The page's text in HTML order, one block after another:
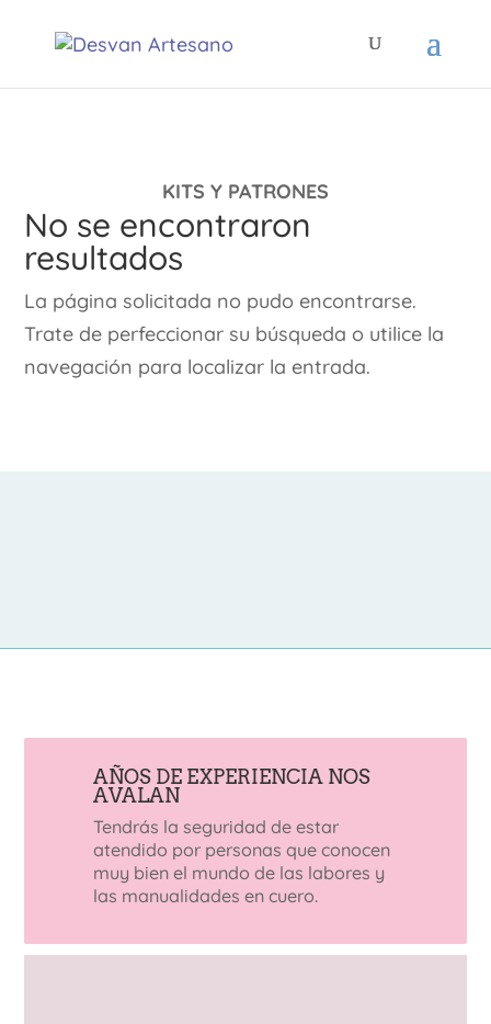
KITS Y PATRONES
No se encontraron
resultados
La página solicitada no pudo encontrarse.
Trate de perfeccionar su búsqueda o utilice la
navegación para localizar la entrada.
AÑOS DE EXPERIENCIA NOS
AVALAN
Tendrás la seguridad de estar
atendido por personas que conocen
muy bien el mundo de las labores y
las manualidades en cuero.